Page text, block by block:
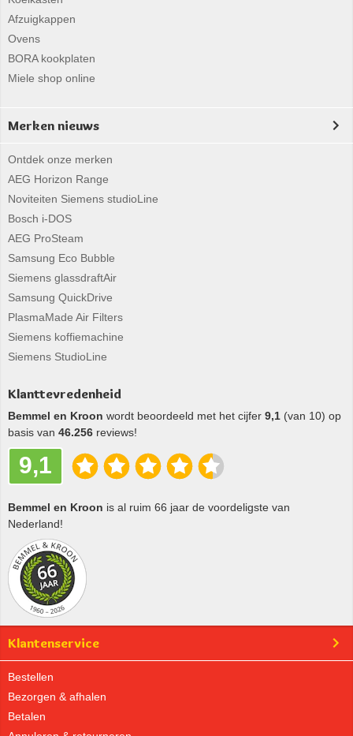
Afzuigkappen
Ovens
BORA kookplaten
Miele shop online
Merken nieuws
Ontdek onze merken
AEG Horizon Range
Noviteiten Siemens studioLine
Bosch i-DOS
AEG ProSteam
Samsung Eco Bubble
Siemens glassdraftAir
Samsung QuickDrive
PlasmaMade Air Filters
Siemens koffiemachine
Siemens StudioLine
Klanttevredenheid
Bemmel en Kroon wordt beoordeeld met het cijfer 9,1 (van 10) op
basis van 46.256 reviews!
9,1
Bemmel en Kroon is al ruim 66 jaar de voordeligste van
Nederland!
Klantenservice
Bestellen
Bezorgen & afhalen
Betalen